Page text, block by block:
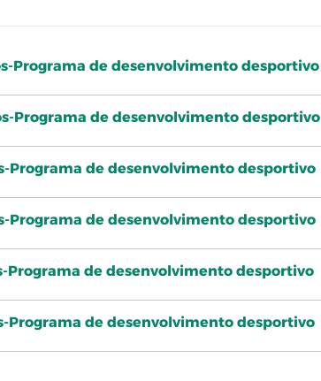
Programa de desenvolvimento desportivo
Programa de desenvolvimento desportivo
Programa de desenvolvimento desportivo
Programa de desenvolvimento desportivo
Programa de desenvolvimento desportivo
Programa de desenvolvimento desportivo